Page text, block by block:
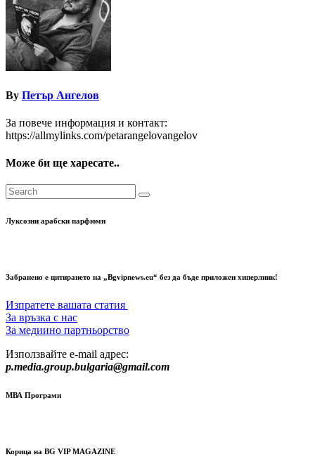
By Петър Ангелов
За повече информация и контакт:
https://allmylinks.com/petarangelovangelov
Може би ще харесате..
Луксозни арабски парфюми
Забранено е цитирането на „Bgvipnews.eu“ без да бъде приложен хиперлинк!
Изпратете вашата статия
За връзка с нас
За медиино партньорство
Използвайте e-mail адрес:
p.media.group.bulgaria@gmail.com
МВА Програми
Корица на BG VIP MAGAZINE